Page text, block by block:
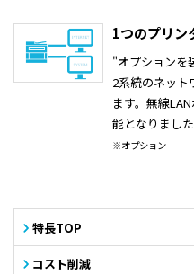
1つのプリン
"オプションを
2系統のネット
ます。無線
能となりました
※オプション
特長TOP
コスト削減